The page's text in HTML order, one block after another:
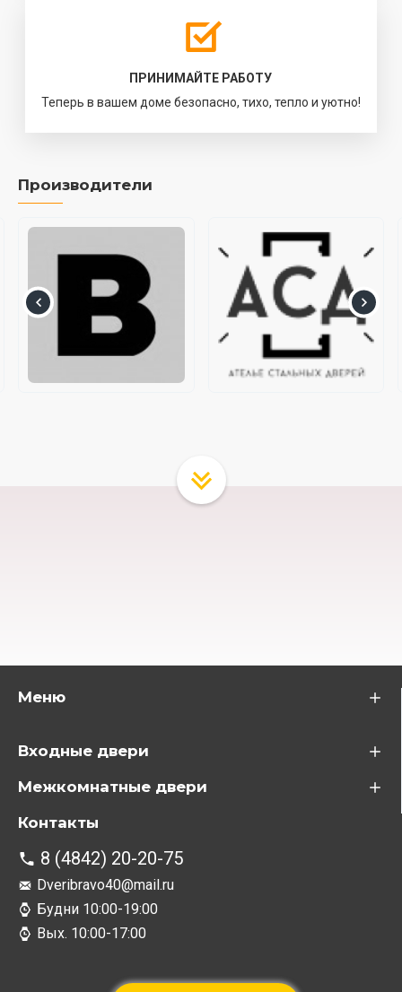
ПРИНИМАЙТЕ РАБОТУ
Теперь в вашем доме безопасно, тихо, тепло и уютно!
Производители
Меню
Входные двери
Межкомнатные двери
Контакты
8 (4842) 20-20-75
Dveribravo40@mail.ru
Будни 10:00-19:00
Вых. 10:00-17:00